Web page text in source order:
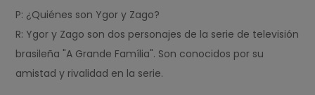
P: ¿Quiénes son Ygor y Zago?
R: Ygor y Zago son dos personajes de la serie de televisión
brasileña "A Grande Família". Son conocidos por su
amistad y rivalidad en la serie.